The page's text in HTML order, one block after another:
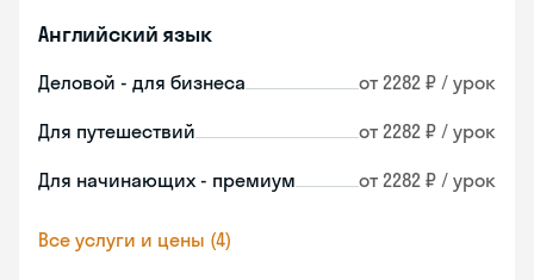
Английский язык
Деловой - для бизнеса от 2282 ₽ / урок
Для путешествий от 2282 ₽ / урок
Для начинающих - премиум от 2282 ₽ / урок
Все услуги и цены (4)